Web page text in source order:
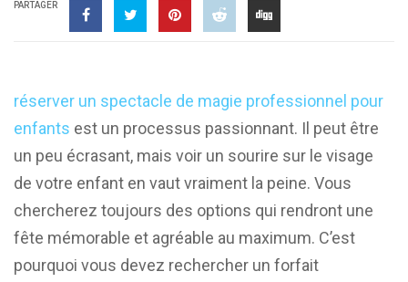
PARTAGER
réserver un spectacle de magie professionnel pour
enfants est un processus passionnant. Il peut être
un peu écrasant, mais voir un sourire sur le visage
de votre enfant en vaut vraiment la peine. Vous
chercherez toujours des options qui rendront une
fête mémorable et agréable au maximum. C’est
pourquoi vous devez rechercher un forfait